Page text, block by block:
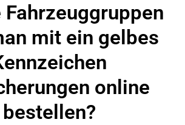
Fahrzeuggruppen
mit ein gelbes
online
bestellen?